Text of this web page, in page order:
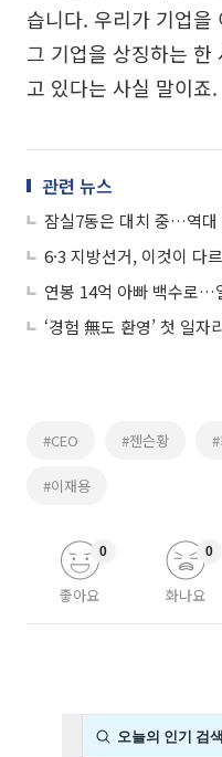
습니다. 우리가 기업을
그 기업을 상징하는 한
고 있다는 사실 말이죠.
관련 뉴스
6·3 지방선거, 이것이 다
연봉 14억 아빠 백수로…
‘경험 無도 환영’ 첫 일자
#CEO #젠슨황
#이재용
좋아요
0
화나요
0